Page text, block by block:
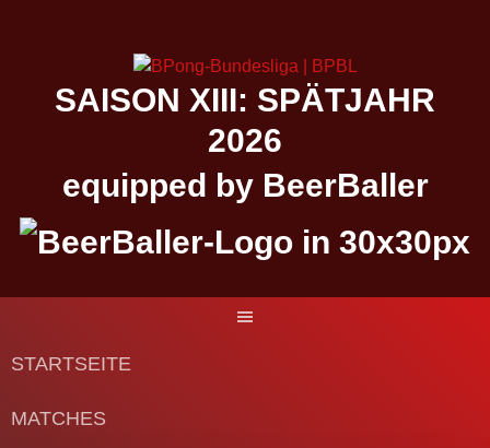
SAISON XIII: SPÄTJAHR
2026
equipped by BeerBaller
STARTSEITE
MATCHES